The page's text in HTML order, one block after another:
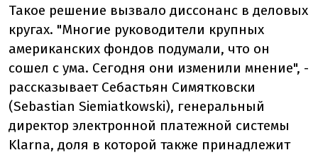
Такое решение вызвало диссонанс в деловых
кругах. "Многие руководители крупных
американских фондов подумали, что он
сошел с ума. Сегодня они изменили мнение", -
рассказывает Себастьян Симятковски
(Sebastian Siemiatkowski), генеральный
директор электронной платежной системы
Klarna, доля в которой также принадлежит